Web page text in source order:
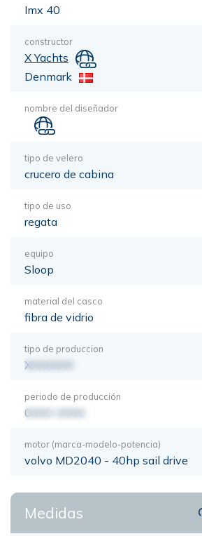
Imx 40
constructor
X Yachts
Denmark
nombre del diseñador
tipo de velero
crucero de cabina
tipo de uso
regata
equipo
Sloop
material del casco
fibra de vidrio
tipo de produccion
XXXXXXX
periodo de producción
0000-0000
motor (marca-modelo-potencia)
volvo MD2040 - 40hp sail drive
Medidas